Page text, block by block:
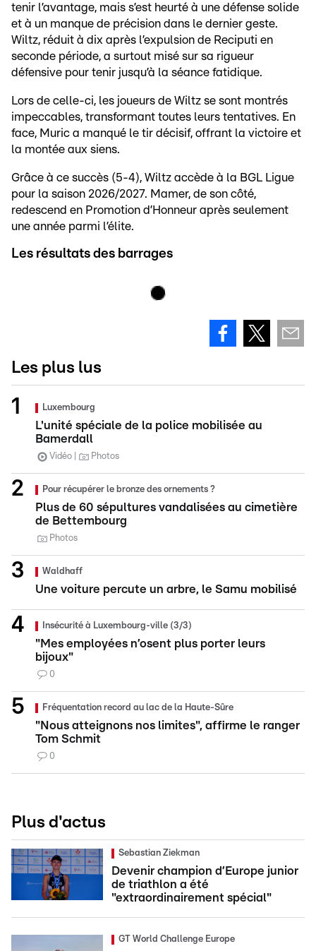
tenir l’avantage, mais s’est heurté à une défense solide
et à un manque de précision dans le dernier geste.
Wiltz, réduit à dix après l’expulsion de Reciputi en
seconde période, a surtout misé sur sa rigueur
défensive pour tenir jusqu’à la séance fatidique.
Lors de celle-ci, les joueurs de Wiltz se sont montrés
impeccables, transformant toutes leurs tentatives. En
face, Muric a manqué le tir décisif, offrant la victoire et
la montée aux siens.
Grâce à ce succès (5-4), Wiltz accède à la BGL Ligue
pour la saison 2026/2027. Mamer, de son côté,
redescend en Promotion d’Honneur après seulement
une année parmi l’élite.
Les résultats des barrages
Les plus lus
Luxembourg
L'unité spéciale de la police mobilisée au
Bamerdall
Vidéo Photos
Pour récupérer le bronze des ornements ?
Plus de 60 sépultures vandalisées au cimetière
de Bettembourg
Photos
Waldhaff
Une voiture percute un arbre, le Samu mobilisé
Insécurité à Luxembourg-ville (3/3)
"Mes employées n’osent plus porter leurs
bijoux"
0
Fréquentation record au lac de la Haute-Sûre
"Nous atteignons nos limites", affirme le ranger
Tom Schmit
0
Plus d'actus
Sebastian Ziekman
Devenir champion d’Europe junior
de triathlon a été
"extraordinairement spécial"
GT World Challenge Europe